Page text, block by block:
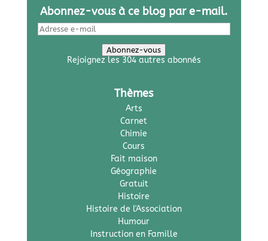
Abonnez-vous à ce blog par e-mail.
Adresse
e-
Abonnez-vous
Rejoignez les 304 autres abonnés
Thèmes
Arts
Carnet
Chimie
Cours
Fait maison
Géographie
Gratuit
Histoire
Histoire de l'Association
Humour
Instruction en Famille